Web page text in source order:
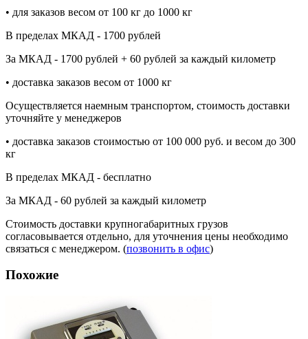
• для заказов весом от 100 кг до 1000 кг
В пределах МКАД - 1700 рублей
За МКАД - 1700 рублей + 60 рублей за каждый километр
• доставка заказов весом от 1000 кг
Осуществляется наемным транспортом, стоимость доставки
уточняйте у менеджеров
• доставка заказов стоимостью от 100 000 руб. и весом до 300
кг
В пределах МКАД - бесплатно
За МКАД - 60 рублей за каждый километр
Стоимость доставки крупногабаритных грузов
согласовывается отдельно, для уточнения цены необходимо
связаться с менеджером. (позвонить в офис)
Похожие